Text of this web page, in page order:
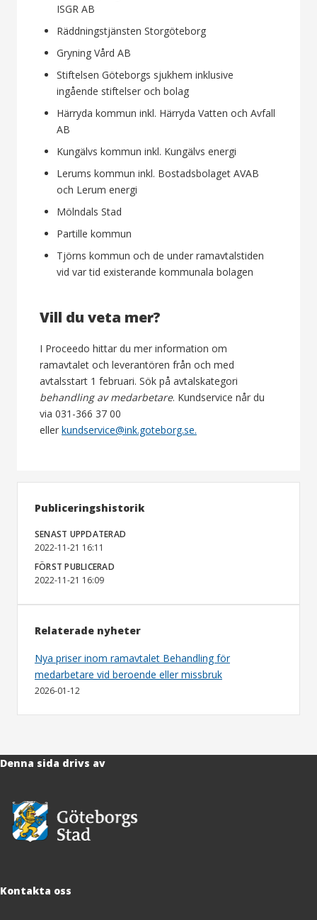
ISGR AB
Räddningstjänsten Storgöteborg
Gryning Vård AB
Stiftelsen Göteborgs sjukhem inklusive
ingående stiftelser och bolag
Härryda kommun inkl. Härryda Vatten och Avfall
AB
Kungälvs kommun inkl. Kungälvs energi
Lerums kommun inkl. Bostadsbolaget AVAB
och Lerum energi
Mölndals Stad
Partille kommun
Tjörns kommun och de under ramavtalstiden
vid var tid existerande kommunala bolagen
Vill du veta mer?
I Proceedo hittar du mer information om
ramavtalet och leverantören från och med
avtalsstart 1 februari. Sök på avtalskategori
behandling av medarbetare. Kundservice når du
via 031-366 37 00
eller kundservice@ink.goteborg.se.
Publiceringshistorik
SENAST UPPDATERAD
2022-11-21 16:11
FÖRST PUBLICERAD
2022-11-21 16:09
Relaterade nyheter
Nya priser inom ramavtalet Behandling för
medarbetare vid beroende eller missbruk
2026-01-12
Denna sida drivs av
Kontakta oss